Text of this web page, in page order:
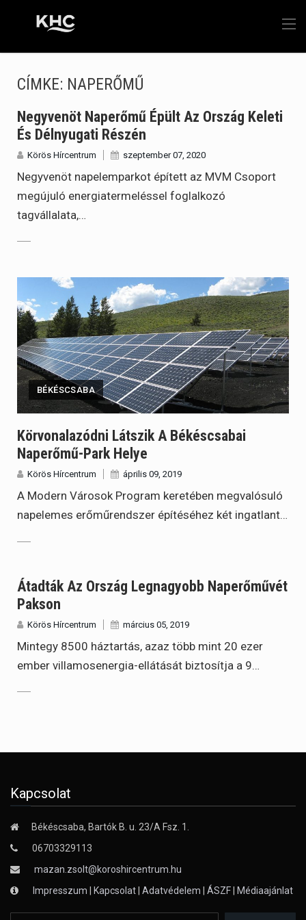
CÍMKE: NAPERŐMŰ
Negyvenöt Naperőmű Épült Az Ország Keleti
És Délnyugati Részén
Körös Hírcentrum szeptember 07, 2020
Negyvenöt napelemparkot épített az MVM Csoport
megújuló energiatermeléssel foglalkozó
tagvállalata,…
BÉKÉSCSABA
Körvonalazódni Látszik A Békéscsabai
Naperőmű-Park Helye
Körös Hírcentrum április 09, 2019
A Modern Városok Program keretében megvalósuló
napelemes erőműrendszer építéséhez két ingatlant…
Átadták Az Ország Legnagyobb Naperőművét
Pakson
Körös Hírcentrum március 05, 2019
Mintegy 8500 háztartás, azaz több mint 20 ezer
ember villamosenergia-ellátását biztosítja a 9…
Kapcsolat
Békéscsaba, Bartók B. u. 23/A Fsz. 1.
06703329113
mazan.zsolt@koroshircentrum.hu
Impresszum
Kapcsolat Adatvédelem ÁSZF Médiaajánlat